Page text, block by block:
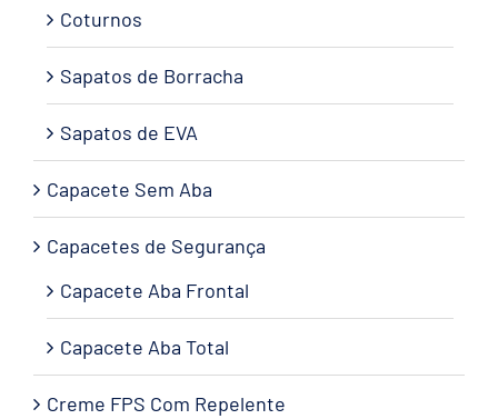
Coturnos
Sapatos de Borracha
Sapatos de EVA
Capacete Sem Aba
Capacetes de Segurança
Capacete Aba Frontal
Capacete Aba Total
Creme FPS Com Repelente